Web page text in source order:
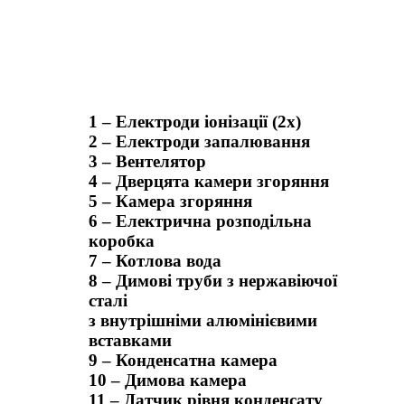
1 – Електроди іонізації (2x)
2 – Електроди запалювання
3 – Вентелятор
4 – Дверцята камери згоряння
5 – Камера згоряння
6 – Електрична розподільна
коробка
7 – Котлова вода
8 – Димові труби з нержавіючої
сталі
з внутрішніми алюмінієвими
вставками
9 – Конденсатна камера
10 – Димова камера
11 – Датчик рівня конденсату